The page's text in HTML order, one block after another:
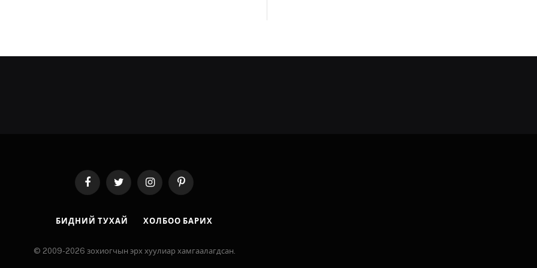
FacebookTwitter InstagramPinterest
БИДНИЙ ТУХАЙ ХОЛБОО БАРИХ
© 2009-2026 зохиогчын эрх хуулиар хамгаалагдсан.